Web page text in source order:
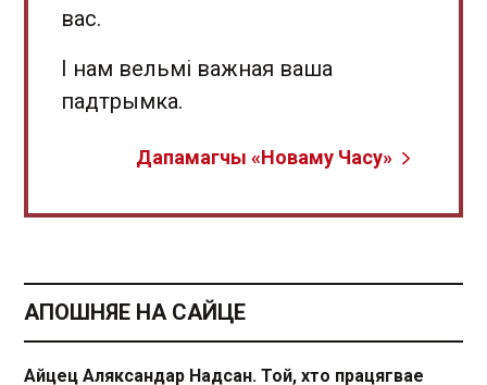
вас.
І нам вельмі важная ваша
падтрымка.
Дапамагчы «Новаму Часу»
АПОШНЯЕ НА САЙЦЕ
Айцец Аляксандар Надсан. Той, хто працягвае